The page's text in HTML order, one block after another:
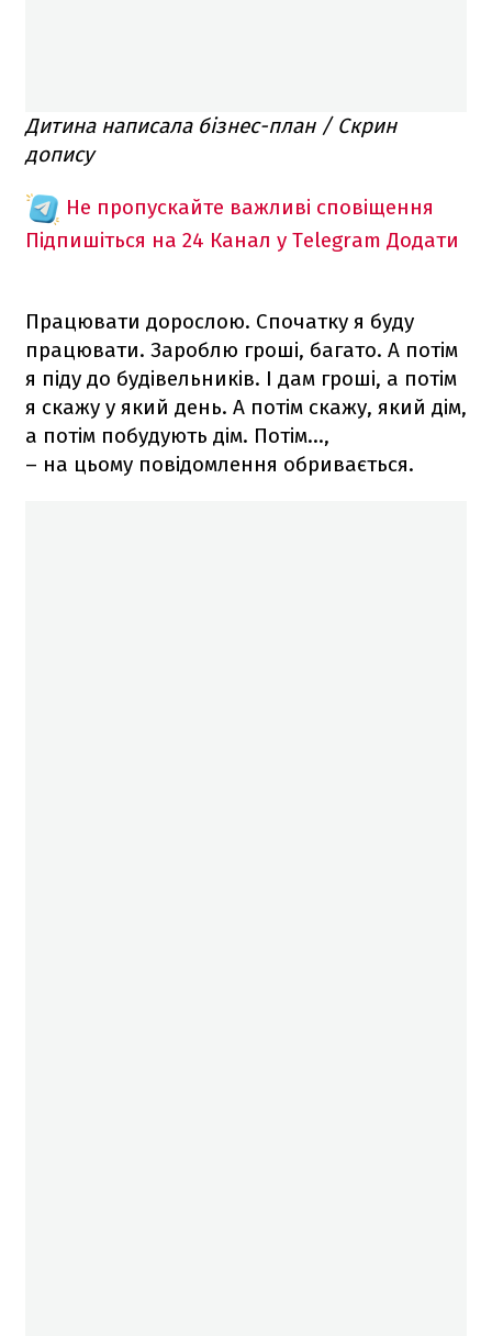
Дитина написала бізнес-план / Скрин
допису
Не пропускайте важливі сповіщення
Підпишіться на 24 Канал у Telegram Додати
Працювати дорослою. Спочатку я буду
працювати. Зароблю гроші, багато. А потім
я піду до будівельників. І дам гроші, а потім
я скажу у який день. А потім скажу, який дім,
а потім побудують дім. Потім...,
– на цьому повідомлення обривається.